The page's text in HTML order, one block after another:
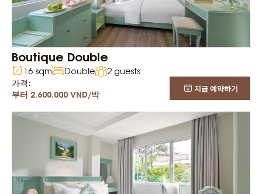
Boutique Double
16 sqm Double
2 guests
가격:
부터 2.600.000 VND/박 지금 예약하기